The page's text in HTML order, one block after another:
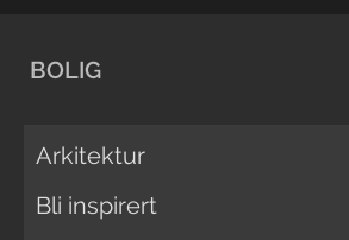
BOLIG
Arkitektur
Bli inspirert